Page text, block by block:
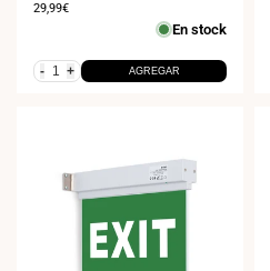
Precio
29,99€
En stock
- + AGREGAR